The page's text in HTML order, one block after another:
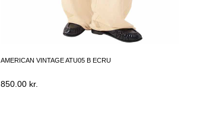
AMERICAN VINTAGE ATU05 B ECRU
850.00 kr.